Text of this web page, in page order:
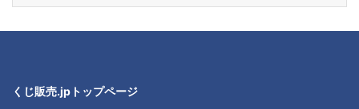
くじ販売.jpトップページ